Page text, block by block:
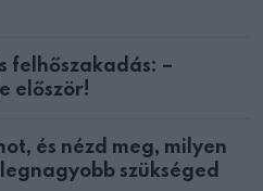
felhőszakadás: –
először!
és nézd meg, milyen
szükséged